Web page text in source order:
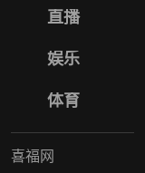
直播
娱乐
体育
喜福网